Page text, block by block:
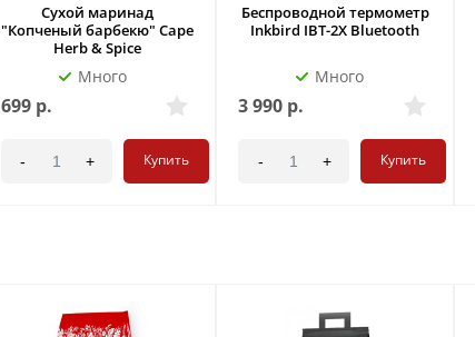
Сухой маринад
"Копченый барбекю" Cape
Herb & Spice
Много
699р.
- + Купить
Беспроводной термометр
Inkbird IBT-2X Bluetooth
Много
3 990 р.
- + Купить